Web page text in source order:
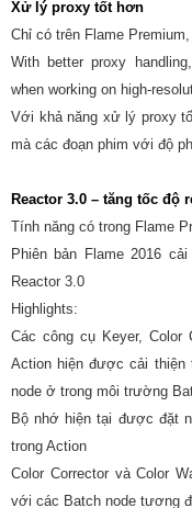
Xử lý proxy tốt hơn
Chỉ có trên Flame
With better proxy
when working on high-
Với khả năng xử lý proxy
mà các đoạn phim với độ
Reactor 3.0 – tăng tốc độ
Tính năng có trong Flame
Phiên bản Flame 2016
Reactor 3.0
Highlights:
Các công cụ Keyer, Color
Action hiện được cải
node ở trong môi trường
Bộ nhớ hiện tại được đặt
trong Action
Color Corrector và Color
với các Batch node tương